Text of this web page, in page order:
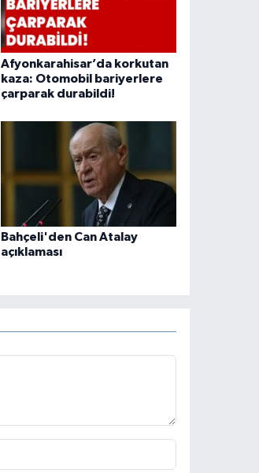
Afyonkarahisar’da korkutan
kaza: Otomobil bariyerlere
çarparak durabildi!
Bahçeli'den Can Atalay
açıklaması